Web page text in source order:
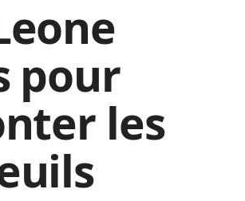
pour
les